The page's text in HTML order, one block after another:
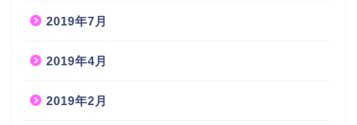
2019年7月
2019年4月
2019年2月